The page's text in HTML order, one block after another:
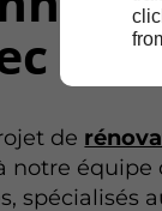
de
notre équipe
spécialisés